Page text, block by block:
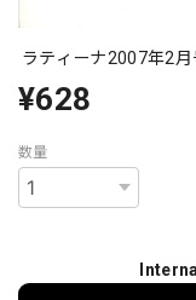
ラティーナ2007年2月
¥628
数量